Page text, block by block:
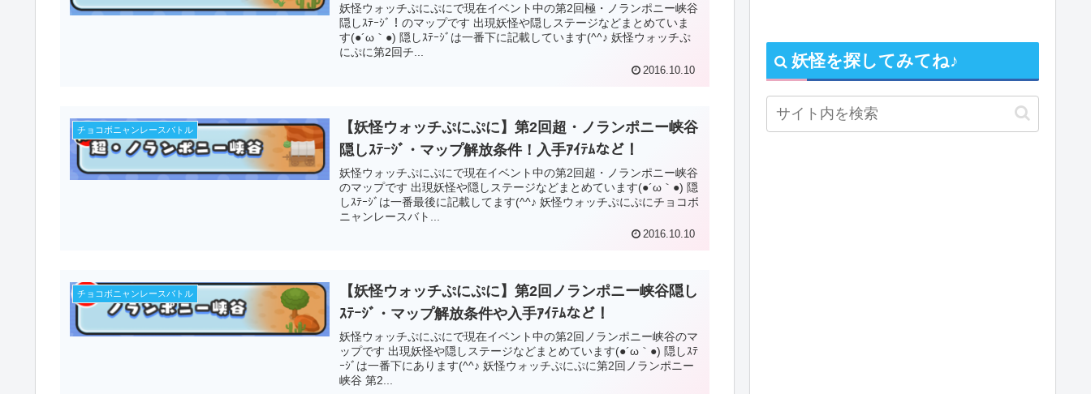
妖怪ウォッチぷにぷにで現在イベント中の第2回極・ノランポニー峡谷
隠しｽﾃｰｼﾞ！のマップです 出現妖怪や隠しステージなどまとめていま
す(●´ω｀●) 隠しｽﾃｰｼﾞは一番下に記載しています(^^♪ 妖怪ウォッチぷ
にぷに第2回チ...
2016.10.10
チョコボニャンレースバトル
【妖怪ウォッチぷにぷに】第2回超・ノランポニー峡谷
隠しｽﾃｰｼﾞ・マップ解放条件！入手ｱｲﾃﾑなど！
妖怪ウォッチぷにぷにで現在イベント中の第2回超・ノランポニー峡谷
のマップです 出現妖怪や隠しステージなどまとめています(●´ω｀●) 隠
しｽﾃｰｼﾞは一番最後に記載してます(^^♪ 妖怪ウォッチぷにぷにチョコボ
ニャンレースバト...
2016.10.10
チョコボニャンレースバトル
【妖怪ウォッチぷにぷに】第2回ノランポニー峡谷隠し
ｽﾃｰｼﾞ・マップ解放条件や入手ｱｲﾃﾑなど！
妖怪ウォッチぷにぷにで現在イベント中の第2回ノランポニー峡谷のマ
ップです 出現妖怪や隠しステージなどまとめています(●´ω｀●) 隠しｽﾃ
ｰｼﾞは一番下にあります(^^♪ 妖怪ウォッチぷにぷに第2回ノランポニー
峡谷 第2...
妖怪を探してみてね♪